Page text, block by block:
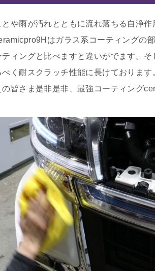
や雨が汚れとともに流れ落ちる自浄
はガラス系コーティングの
ィングと比べますと違いがでます。
く耐スクラッチ性能に長けておりま
皆さま是非是非、最強コーティング